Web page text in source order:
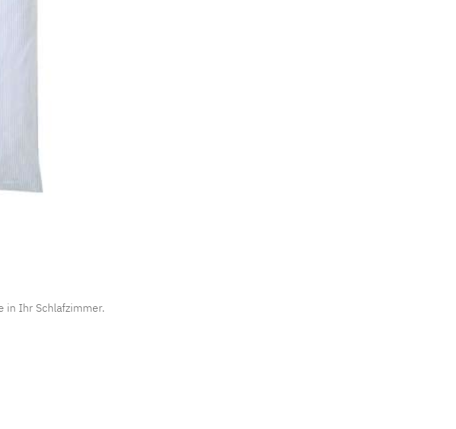
in Ihr Schlafzimmer.